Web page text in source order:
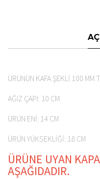
ÜRÜNÜN KAFA ŞEKLİ 100 MM
AĞIZ ÇAPI: 10 CM
ÜRÜN ENİ: 14 CM
ÜRÜN YÜKSEKLİĞİ: 18 CM
ÜRÜNE UYAN
AŞAĞIDADIR.